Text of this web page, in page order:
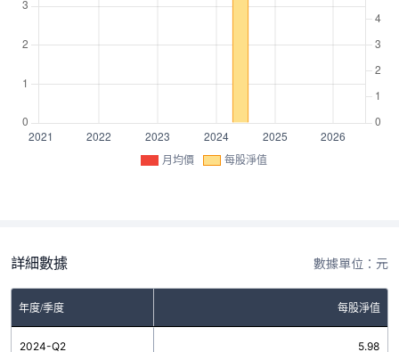
月均價 每股淨值
詳細數據 數據單位：元
年度/季度 每股淨值
2024-Q2 5.98